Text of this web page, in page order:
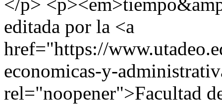
editada por la <a
href="https://
economicas-y-
rel="noopener">Facultad